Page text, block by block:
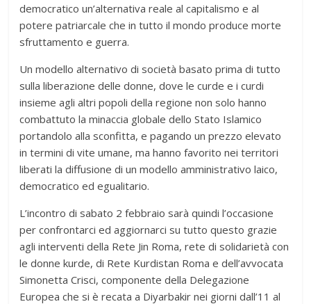
democratico un’alternativa reale al capitalismo e al
potere patriarcale che in tutto il mondo produce morte
sfruttamento e guerra.
Un modello alternativo di società basato prima di tutto
sulla liberazione delle donne, dove le curde e i curdi
insieme agli altri popoli della regione non solo hanno
combattuto la minaccia globale dello Stato Islamico
portandolo alla sconfitta, e pagando un prezzo elevato
in termini di vite umane, ma hanno favorito nei territori
liberati la diffusione di un modello amministrativo laico,
democratico ed egualitario.
L’incontro di sabato 2 febbraio sarà quindi l’occasione
per confrontarci ed aggiornarci su tutto questo grazie
agli interventi della Rete Jin Roma, rete di solidarietà con
le donne kurde, di Rete Kurdistan Roma e dell’avvocata
Simonetta Crisci, componente della Delegazione
Europea che si è recata a Diyarbakir nei giorni dall’11 al